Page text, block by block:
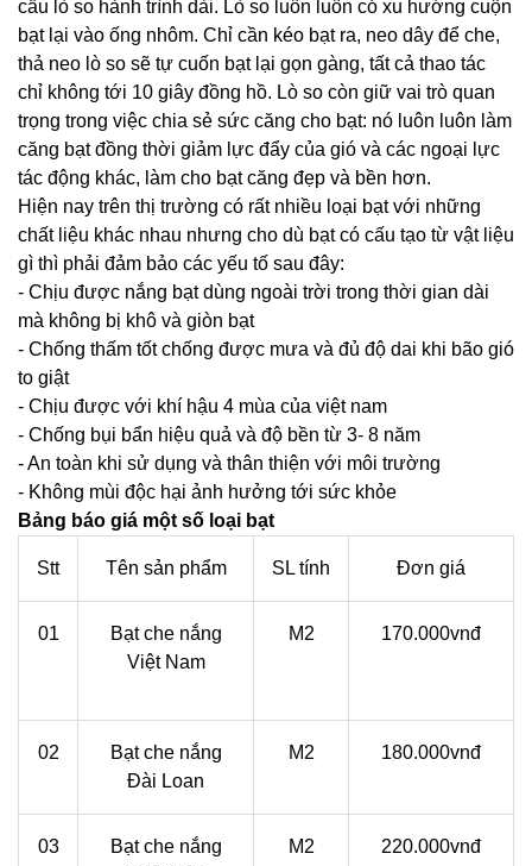
cấu lò so hành trình dài. Lò so luôn luôn có xu hướng cuộn
bạt lại vào ống nhôm. Chỉ cần kéo bạt ra, neo dây để che,
thả neo lò so sẽ tự cuốn bạt lại gọn gàng, tất cả thao tác
chỉ không tới 10 giây đồng hồ. Lò so còn giữ vai trò quan
trọng trong việc chia sẻ sức căng cho bạt: nó luôn luôn làm
căng bạt đồng thời giảm lực đẩy của gió và các ngoại lực
tác động khác, làm cho bạt căng đẹp và bền hơn.
Hiện nay trên thị trường có rất nhiều loại bạt với những
chất liệu khác nhau nhưng cho dù bạt có cấu tạo từ vật liệu
gì thì phải đảm bảo các yếu tố sau đây:
- Chịu được nắng bạt dùng ngoài trời trong thời gian dài
mà không bị khô và giòn bạt
- Chống thấm tốt chống được mưa và đủ độ dai khi bão gió
to giật
- Chịu được với khí hậu 4 mùa của việt nam
- Chống bụi bẩn hiệu quả và độ bền từ 3- 8 năm
- An toàn khi sử dụng và thân thiện với môi trường
- Không mùi độc hại ảnh hưởng tới sức khỏe
Bảng báo giá một số loại bạt
Stt Tên sản phẩm SL tính Đơn giá
01
Bạt che nắng
Việt Nam
M2 170.000vnđ
02
Bạt che nắng
Đài Loan
M2 180.000vnđ
03
Bạt che nắng
M2 220.000vnđ